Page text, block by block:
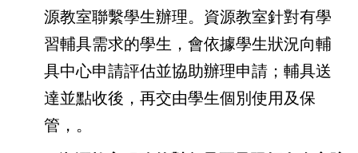
源教室聯繫學生辦理。資源教室針對有學
習輔具需求的學生，會依據學生狀況向輔
具中心申請評估並協助辦理申請；輔具送
達並點收後，再交由學生個別使用及保
管，。